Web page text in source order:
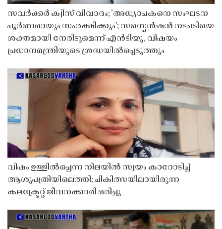
സവർക്കർ ക്വിസ് വിവാദം; ‘അധ്യാപകനെ സംഘടന
പൂർണമായും സംരക്ഷിക്കും’; സസ്പെൻഷൻ നടപടിയെ
ശക്തമായി നേരിടുമെന്ന് എൻടിയു, വിഷയം
പ്രധാനമന്ത്രിയുടെ ശ്രദ്ധയിൽപ്പെടുത്തും
വിഷം ഉള്ളിൽച്ചെന്ന നിലയിൽ സ്വയം കാറോടിച്ച്
ആശുപത്രിയിലെത്തി; ചികിത്സയിലായിരുന്ന
കലക്ട്രേറ്റ് ജീവനക്കാരി മരിച്ചു